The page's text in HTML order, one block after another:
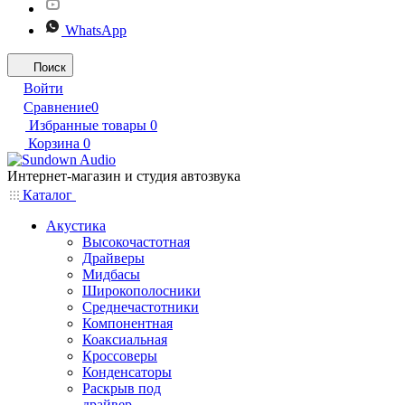
WhatsApp
Поиск
Войти
Сравнение0
Избранные товары 0
Корзина 0
Интернет-магазин и студия автозвука
Каталог
Акустика
Высокочастотная
Драйверы
Мидбасы
Широкополосники
Среднечастотники
Компонентная
Коаксиальная
Кроссоверы
Конденсаторы
Раскрыв под